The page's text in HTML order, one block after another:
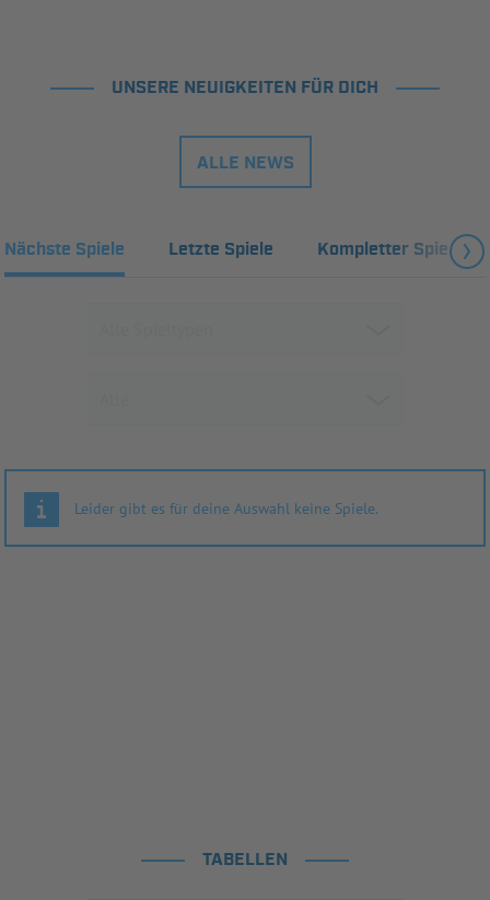
UNSERE NEUIGKEITEN FÜR DICH
ALLE NEWS
Nächste Spiele Letzte Spiele Kompletter Spielplan
Leider gibt es für deine Auswahl keine Spiele.
TABELLEN